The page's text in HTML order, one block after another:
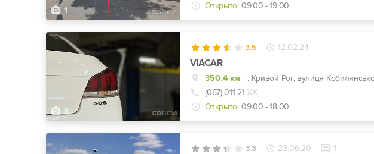
1
Открыто: 09:00 - 19:00
8
3.5 12.02.24
VIACAR
350.4 км
(067) 011-21-ХХ
Открыто: 09:00 - 18:00
3.3 23.06.20 1